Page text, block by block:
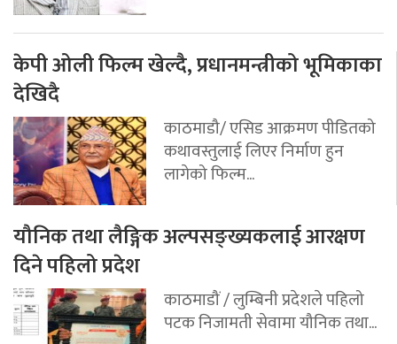
केपी ओली फिल्म खेल्दै, प्रधानमन्त्रीको भूमिकाका
देखिदै
काठमाडौ/ एसिड आक्रमण पीडितको
कथावस्तुलाई लिएर निर्माण हुन
लागेको फिल्म...
यौनिक तथा लैङ्गिक अल्पसङ्ख्यकलाई आरक्षण
दिने पहिलो प्रदेश
काठमाडौं / लुम्बिनी प्रदेशले पहिलो
पटक निजामती सेवामा यौनिक तथा...